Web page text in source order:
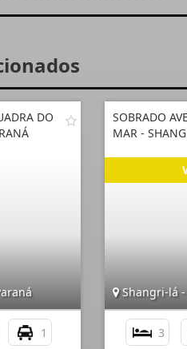
DO
1
SOBRADO
MAR -
Shangri-lá -
3